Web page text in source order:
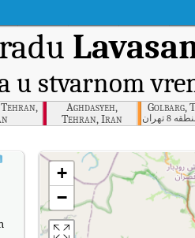
u stvarnom
Aghdasyeh,
Tehran, Iran
Golbarg,
تهران
u stvarnom vremenu.
+
−